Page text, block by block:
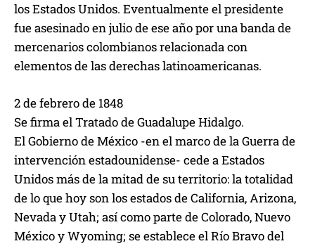
los Estados Unidos. Eventualmente el presidente
fue asesinado en julio de ese año por una banda de
mercenarios colombianos relacionada con
elementos de las derechas latinoamericanas.
2 de febrero de 1848
Se firma el Tratado de Guadalupe Hidalgo.
El Gobierno de México -en el marco de la Guerra de
intervención estadounidense- cede a Estados
Unidos más de la mitad de su territorio: la totalidad
de lo que hoy son los estados de California, Arizona,
Nevada y Utah; así como parte de Colorado, Nuevo
México y Wyoming; se establece el Río Bravo del